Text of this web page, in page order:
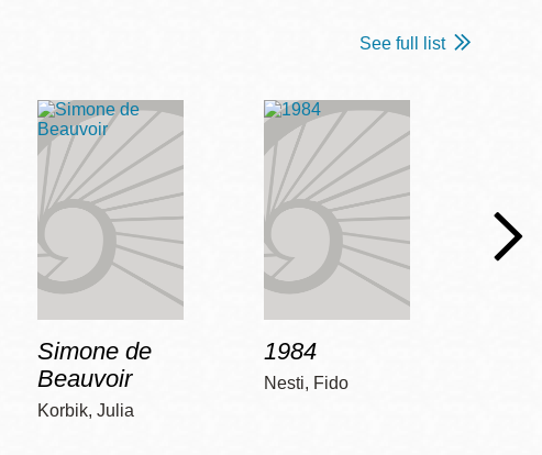
See full list
Simone de
Beauvoir
Korbik, Julia
1984
Nesti, Fido